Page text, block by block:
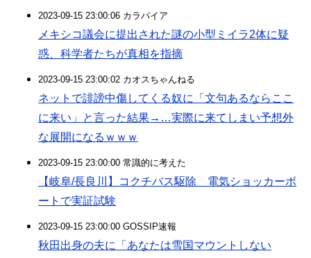
2023-09-15 23:00:06 カラパイア
メキシコ議会に提出された謎の小型ミイラ2体に疑
惑、科学者たちが真相を指摘
2023-09-15 23:00:02 カオスちゃんねる
ネットで誹謗中傷してくる奴に「文句あるならここ
に来い」と言った結果→…実際に来てしまい予想外
な展開になるｗｗｗ
2023-09-15 23:00:00 常識的に考えた
【岐阜/長良川】コクチバス駆除 電気ショッカーボ
ートで実証試験
2023-09-15 23:00:00 GOSSIP速報
秋田出身の夫に「あなたは雪国マウントしない